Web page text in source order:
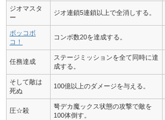
ジオマスタ
ー
ジオ連鎖5連鎖以上で全消しする。
ボッコボ
コ！
コンボ数20を達成する。
任務達成
ステージミッションを全て同時に達
成する。
そして敵は
死ぬ
100億以上のダメージを与える。
圧☆殺
弩デカ魔ックス状態の攻撃で敵を
100体倒す。